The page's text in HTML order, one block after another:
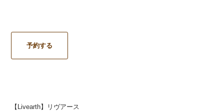
予約する
【Livearth】リヴアース